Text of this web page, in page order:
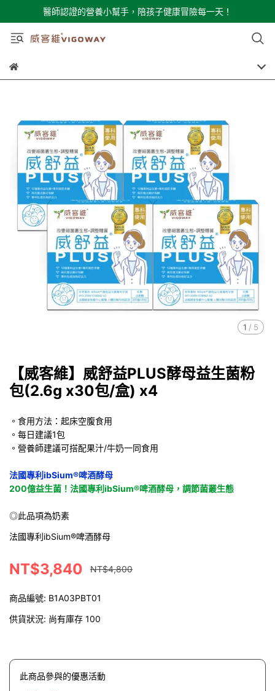
醫師認證的營養小幫手，陪孩子健康冒險每一天！
1 / 5
【威客維】威舒益PLUS酵母益生菌粉
包(2.6g x30包/盒) x4
。食用方法：起床空腹食用
。每日建議1包
。營養師建議可搭配果汁/牛奶一同食用
法國專利ibSium®啤酒酵母
200億益生菌！法國專利ibSium®啤酒酵母，調節菌叢生態
◎此品項為奶素
法國專利ibSium®啤酒酵母
NT$3,840 NT$4,800
商品編號: B1A03PBT01
供貨狀況: 尚有庫存 100
此商品參與的優惠活動